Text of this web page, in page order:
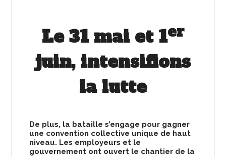
Le 31 mai et 1er
juin, intensifions
la lutte
De plus, la bataille s’engage pour gagner
une convention collective unique de haut
niveau. Les employeurs et le
gouvernement ont ouvert le chantier de la